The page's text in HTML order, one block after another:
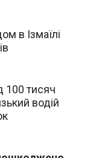
в Ізмаїлі
водій